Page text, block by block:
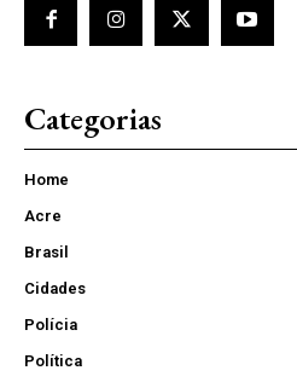
Categorias
Home
Acre
Brasil
Cidades
Polícia
Política